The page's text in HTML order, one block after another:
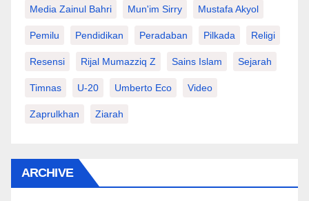
Media Zainul Bahri Mun'im Sirry Mustafa Akyol
Pemilu Pendidikan Peradaban Pilkada Religi
Resensi Rijal Mumazziq Z Sains Islam Sejarah
Timnas U-20 Umberto Eco Video
Zaprulkhan Ziarah
ARCHIVE